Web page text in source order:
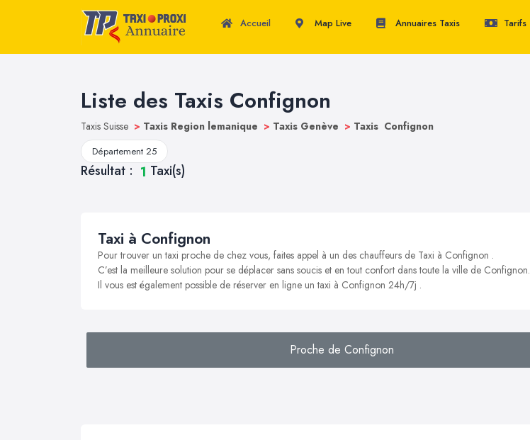
Accueil Map Live Annuaires Taxis Tarifs
Liste des Taxis Confignon
Taxis Suisse > Taxis Region lemanique > Taxis Genève > Taxis Confignon
Département 25
Résultat : 1 Taxi(s)
Taxi à Confignon
Pour trouver un taxi proche de chez vous, faites appel à un des chauffeurs de Taxi à Confignon .
C’est la meilleure solution pour se déplacer sans soucis et en tout confort dans toute la ville de Confignon.
Il vous est également possible de réserver en ligne un taxi à Confignon 24h/7j .
Proche de Confignon